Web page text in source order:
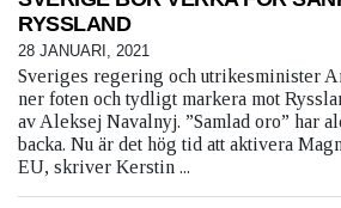
RYSSLAND
28 JANUARI, 2021
Sveriges regering och utrikesminister
ner foten och tydligt markera mot
av Aleksej Navalnyj. ”Samlad oro” har
backa. Nu är det hög tid att aktivera
EU, skriver Kerstin ...